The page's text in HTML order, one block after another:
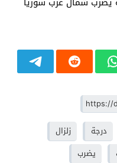
درجة
زلزال
يضرب